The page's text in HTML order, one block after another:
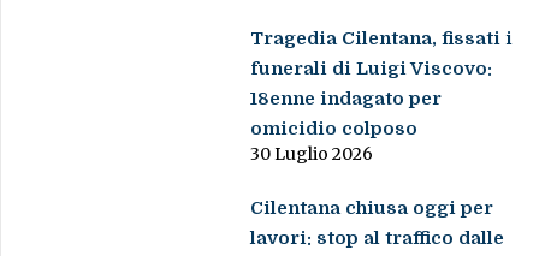
Tragedia Cilentana, fissati i
funerali di Luigi Viscovo:
18enne indagato per
omicidio colposo
30 Luglio 2026
Cilentana chiusa oggi per
lavori: stop al traffico dalle